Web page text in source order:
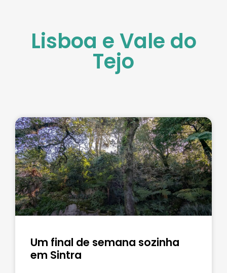
Lisboa e Vale do
Tejo
Um final de semana sozinha
em Sintra